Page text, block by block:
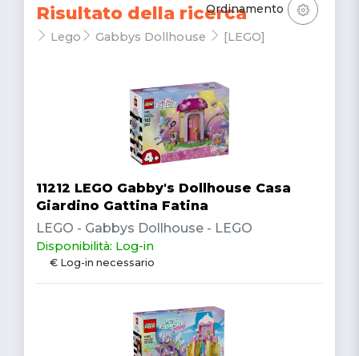
Risultato della ricerca
Lego Gabbys Dollhouse [LEGO]
Ordinamento
11212 LEGO Gabby's Dollhouse Casa
Giardino Gattina Fatina
LEGO - Gabbys Dollhouse - LEGO
Disponibilità: Log-in
€ Log-in necessario